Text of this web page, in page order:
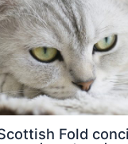
Fold